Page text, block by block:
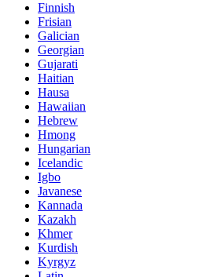
Finnish
Frisian
Galician
Georgian
Gujarati
Haitian
Hausa
Hawaiian
Hebrew
Hmong
Hungarian
Icelandic
Igbo
Javanese
Kannada
Kazakh
Khmer
Kurdish
Kyrgyz